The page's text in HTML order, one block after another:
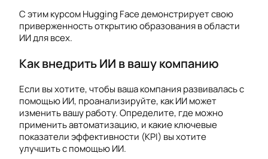
С этим курсом Hugging Face демонстрирует свою
приверженность открытию образования в области
ИИ для всех.
Как внедрить ИИ в вашу компанию
Если вы хотите, чтобы ваша компания развивалась с
помощью ИИ, проанализируйте, как ИИ может
изменить вашу работу. Определите, где можно
применить автоматизацию, и какие ключевые
показатели эффективности (KPI) вы хотите
улучшить с помощью ИИ.